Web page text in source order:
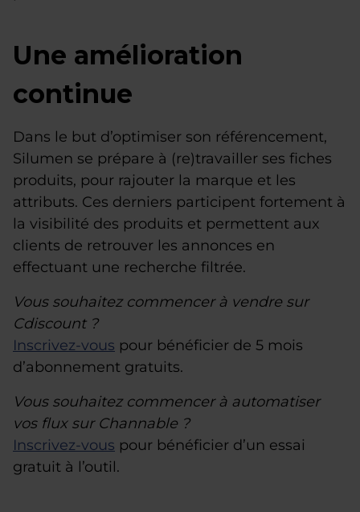
Une amélioration
continue
Dans le but d’optimiser son référencement,
Silumen se prépare à (re)travailler ses fiches
produits, pour rajouter la marque et les
attributs. Ces derniers participent fortement à
la visibilité des produits et permettent aux
clients de retrouver les annonces en
effectuant une recherche filtrée.
Vous souhaitez commencer à vendre sur
Cdiscount ?
Inscrivez-vous pour bénéficier de 5 mois
d’abonnement gratuits.
Vous souhaitez commencer à automatiser
vos flux sur Channable ?
Inscrivez-vous pour bénéficier d’un essai
gratuit à l’outil.